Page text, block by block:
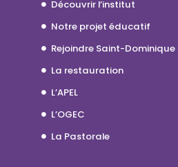
Découvrir l’institut
Notre projet éducatif
Rejoindre Saint-Dominique
La restauration
L’APEL
L’OGEC
La Pastorale